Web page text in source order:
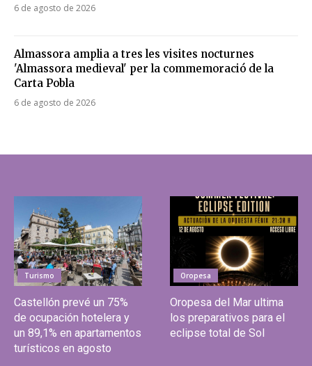
6 de agosto de 2026
Almassora amplia a tres les visites nocturnes
'Almassora medieval' per la commemoració de la
Carta Pobla
6 de agosto de 2026
Turismo
Castellón prevé un 75%
de ocupación hotelera y
un 89,1% en apartamentos
turísticos en agosto
Oropesa
Oropesa del Mar ultima
los preparativos para el
eclipse total de Sol